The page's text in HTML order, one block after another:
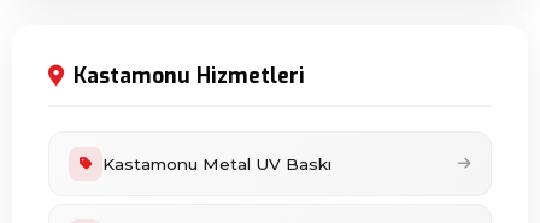
Kastamonu Hizmetleri
Kastamonu Metal UV Baskı